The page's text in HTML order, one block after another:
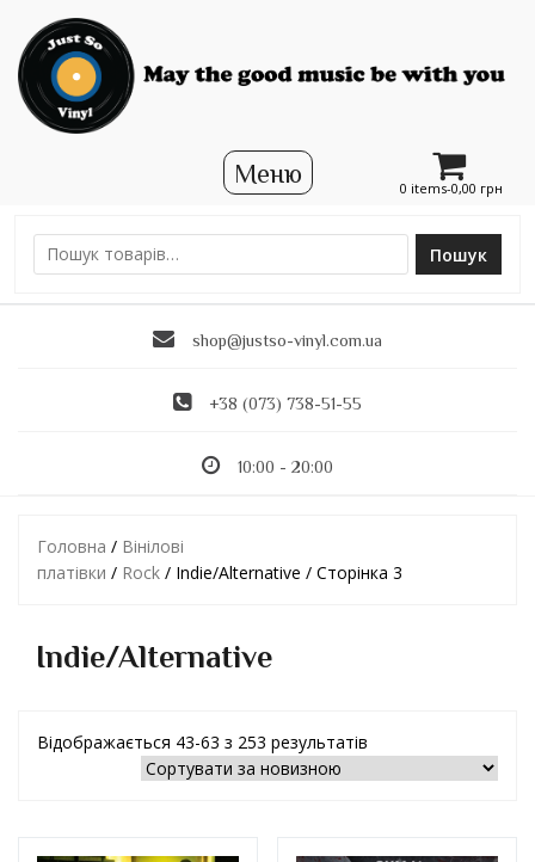
0 items-0,00 грн
Ш
Пошук
shop@justso-vinyl.com.ua
+38 (073) 738-51-55
10:00 - 20:00
Головна / Вінілові
платівки / Rock / Indie/Alternative / Сторінка 3
Indie/Alternative
Відображається 43-63 з 253 результатів